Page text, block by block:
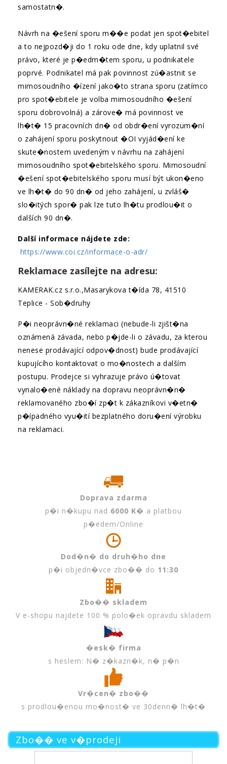
samostatn�.
Návrh na �ešení sporu m��e podat jen spot�ebitel
a to nejpozd�ji do 1 roku ode dne, kdy uplatnil své
právo, které je p�edm�tem sporu, u podnikatele
poprvé. Podnikatel má pak povinnost zú�astnit se
mimosoudního �ízení jako�to strana sporu (zatímco
pro spot�ebitele je volba mimosoudního �ešení
sporu dobrovolná) a zárove� má povinnost ve
lh�t� 15 pracovních dn� od obdr�ení vyrozum�ní
o zahájení sporu poskytnout �OI vyjád�ení ke
skute�nostem uvedeným v návrhu na zahájení
mimosoudního spot�ebitelského sporu. Mimosoudní
�ešení spot�ebitelského sporu musí být ukon�eno
ve lh�t� do 90 dn� od jeho zahájení, u zvláš�
slo�itých spor� pak lze tuto lh�tu prodlou�it o
dalších 90 dn�.
Další informace nájdete zde:
https://www.coi.cz/informace-o-adr/
Reklamace zasílejte na adresu:
KAMERAK.cz s.r.o.,Masarykova t�ída 78, 41510
Teplice - Sob�druhy
P�i neoprávn�né reklamaci (nebude-li zjišt�na
oznámená závada, nebo p�jde-li o závadu, za kterou
nenese prodávající odpov�dnost) bude prodávající
kupujícího kontaktovat o mo�nostech a dalším
postupu. Prodejce si vyhrazuje právo ú�tovat
vynalo�ené náklady na dopravu neoprávn�n�
reklamovaného zbo�í zp�t k zákazníkovi v�etn�
p�ípadného vyu�ití bezplatného doru�ení výrobku
na reklamaci.
Doprava zdarma
p�i n�kupu nad 6000 K� a platbou
p�edem/Online
Dod�n� do druh�ho dne
p�i objedn�vce zbo�� do 11:30
Zbo�� skladem
V e-shopu najdete 100 % polo�ek opravdu skladem
�esk� firma
s heslem: N� z�kazn�k, n� p�n
Vr�cen� zbo��
s prodlou�enou mo�nost� ve 30denn� lh�t�
Zbo�� ve v�prodeji